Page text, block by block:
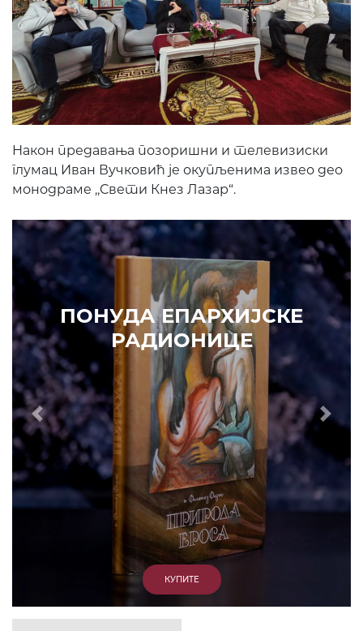
Након предавања позоришни и телевизиски
глумац Иван Вучковић је окупљенима извео део
монодраме ,,Свети Кнез Лазар“.
ПОНУДА
РАДИОНИЦЕ
КУПИТЕ
Prethodni